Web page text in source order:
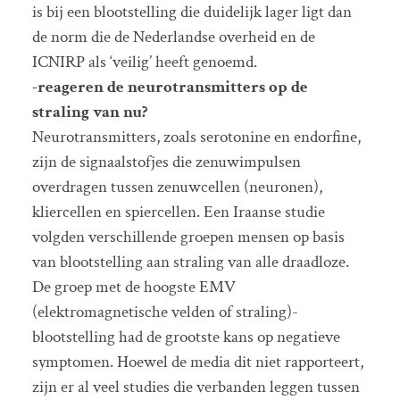
is bij een blootstelling die duidelijk lager ligt dan
de norm die de Nederlandse overheid en de
ICNIRP als ‘veilig’ heeft genoemd.
-reageren de neurotransmitters op de
straling van nu?
Neurotransmitters, zoals serotonine en endorfine,
zijn de signaalstofjes die zenuwimpulsen
overdragen tussen zenuwcellen (neuronen),
kliercellen en spiercellen. Een Iraanse studie
volgden verschillende groepen mensen op basis
van blootstelling aan straling van alle draadloze.
De groep met de hoogste EMV
(elektromagnetische velden of straling)-
blootstelling had de grootste kans op negatieve
symptomen. Hoewel de media dit niet rapporteert,
zijn er al veel studies die verbanden leggen tussen